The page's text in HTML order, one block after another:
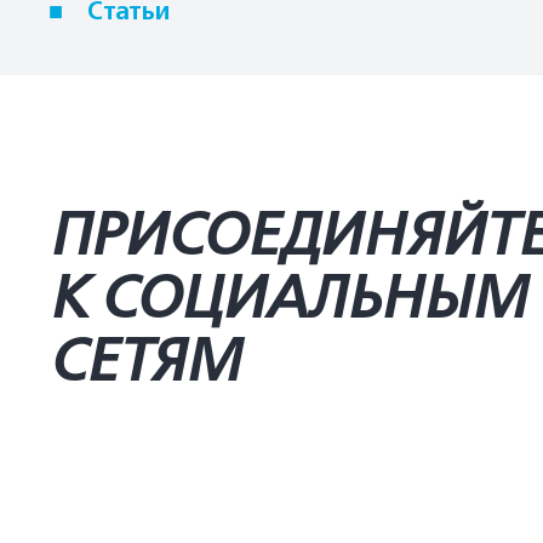
Статьи
К СОЦИАЛЬНЫМ
СЕТЯМ